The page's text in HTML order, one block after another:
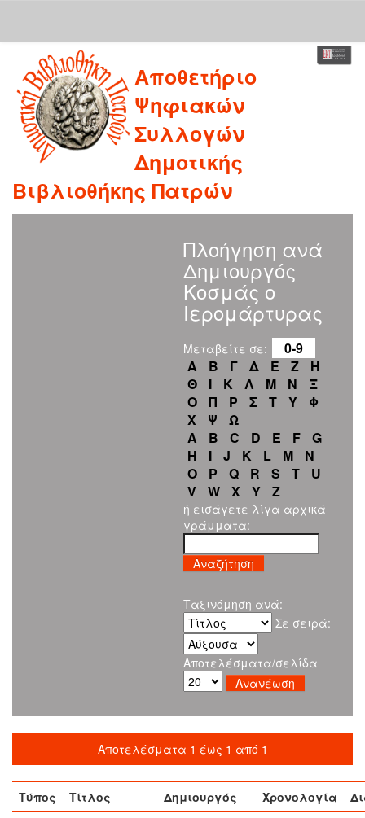
navigation
Αποθετήριο
Ψηφιακών
Συλλογών
Δημοτικής
Βιβλιοθήκης Πατρών
Πλοήγηση ανά
Δημιουργός
Κοσμάς ο
Ιερομάρτυρας
Μεταβείτε σε:
0-9
Α
Β Γ Δ Ε Ζ
Η
Θ
Ι Κ Λ Μ Ν
Ξ
Ο
Π Ρ Σ Τ Υ
Φ
Χ
Ψ
Ω
A
B C D E F
G
H
I J K L M
N
O
P Q R S T
U
V
W X Y Z
ή εισάγετε λίγα αρχικά
γράμματα:
Ταξινόμηση ανά:
Σε σειρά:
Αποτελέσματα/σελίδα
Αποτελέσματα 1 έως 1 από 1
Τύπος Τίτλος Δημιουργός Χρονολογία